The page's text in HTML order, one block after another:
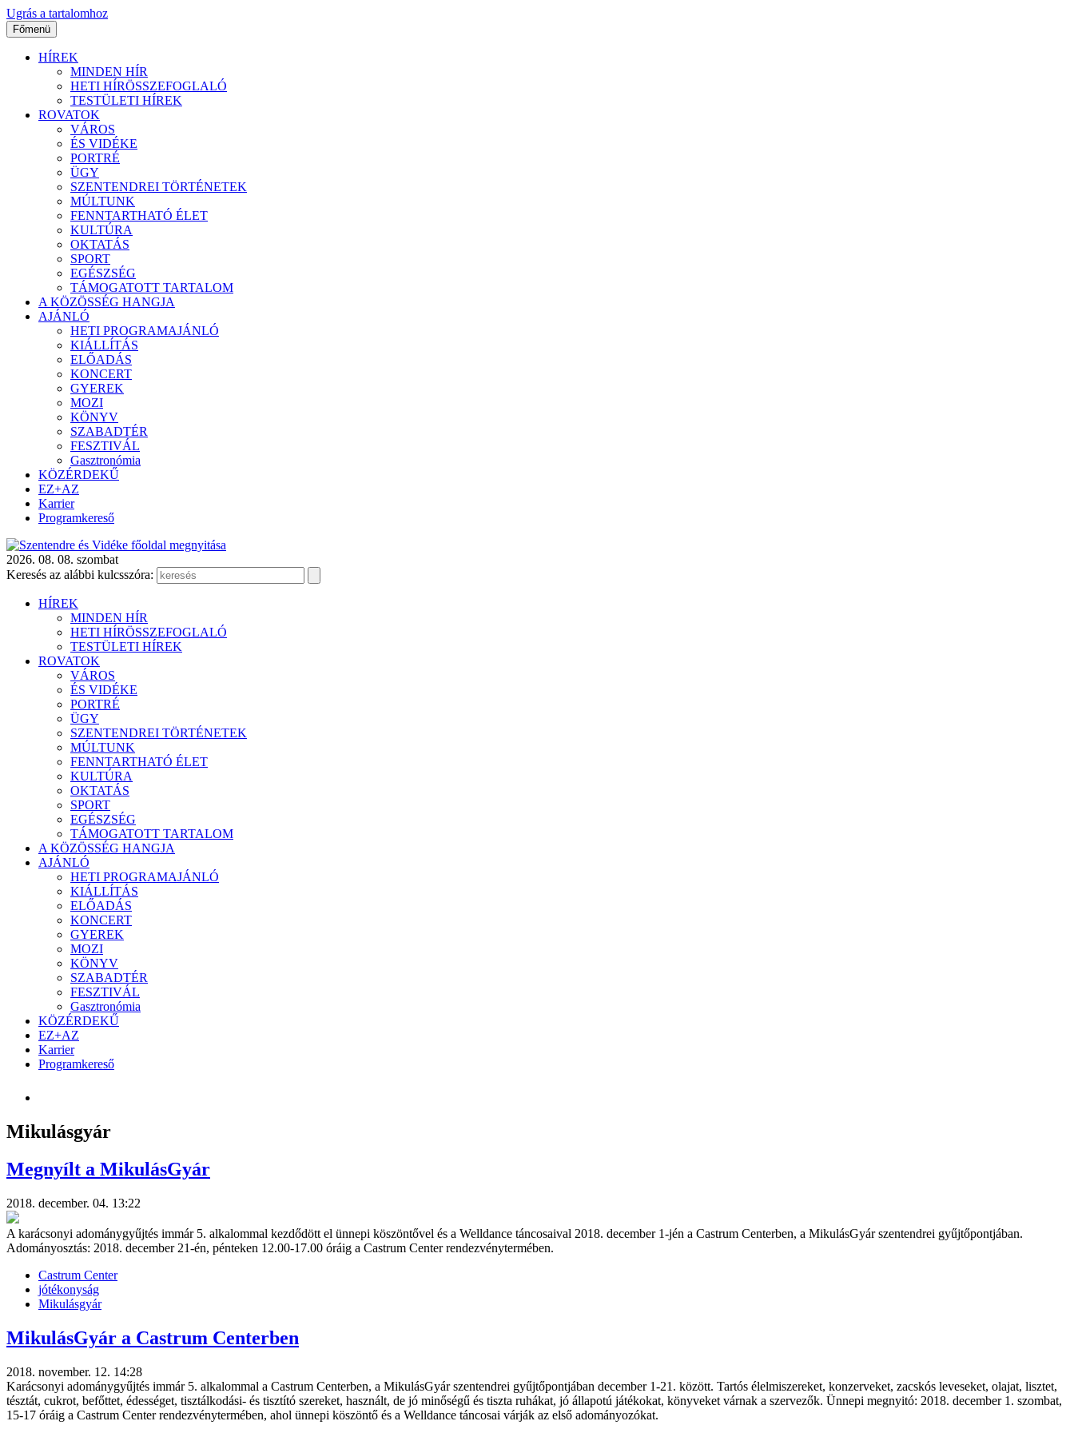
Ugrás a tartalomhoz
Főmenü
HÍREK
MINDEN HÍR
HETI HÍRÖSSZEFOGLALÓ
TESTÜLETI HÍREK
ROVATOK
VÁROS
ÉS VIDÉKE
PORTRÉ
ÜGY
SZENTENDREI TÖRTÉNETEK
MÚLTUNK
FENNTARTHATÓ ÉLET
KULTÚRA
OKTATÁS
SPORT
EGÉSZSÉG
TÁMOGATOTT TARTALOM
A KÖZÖSSÉG HANGJA
AJÁNLÓ
HETI PROGRAMAJÁNLÓ
KIÁLLÍTÁS
ELŐADÁS
KONCERT
GYEREK
MOZI
KÖNYV
SZABADTÉR
FESZTIVÁL
Gasztronómia
KÖZÉRDEKŰ
EZ+AZ
Karrier
Programkereső
2026. 08. 08. szombat
Keresés az alábbi kulcsszóra:
HÍREK
MINDEN HÍR
HETI HÍRÖSSZEFOGLALÓ
TESTÜLETI HÍREK
ROVATOK
VÁROS
ÉS VIDÉKE
PORTRÉ
ÜGY
SZENTENDREI TÖRTÉNETEK
MÚLTUNK
FENNTARTHATÓ ÉLET
KULTÚRA
OKTATÁS
SPORT
EGÉSZSÉG
TÁMOGATOTT TARTALOM
A KÖZÖSSÉG HANGJA
AJÁNLÓ
HETI PROGRAMAJÁNLÓ
KIÁLLÍTÁS
ELŐADÁS
KONCERT
GYEREK
MOZI
KÖNYV
SZABADTÉR
FESZTIVÁL
Gasztronómia
KÖZÉRDEKŰ
EZ+AZ
Karrier
Programkereső
Mikulásgyár
Megnyílt a MikulásGyár
2018. december. 04. 13:22
A karácsonyi adománygyűjtés immár 5. alkalommal kezdődött el ünnepi köszöntővel és a Welldance táncosaival 2018. december 1-jén a Castrum Centerben, a MikulásGyár szentendrei gyűjtőpontjában.
Adományosztás: 2018. december 21-én, pénteken 12.00-17.00 óráig a Castrum Center rendezvénytermében.
Castrum Center
jótékonyság
Mikulásgyár
MikulásGyár a Castrum Centerben
2018. november. 12. 14:28
Karácsonyi adománygyűjtés immár 5. alkalommal a Castrum Centerben, a MikulásGyár szentendrei gyűjtőpontjában december 1-21. között. Tartós élelmiszereket, konzerveket, zacskós leveseket, olajat, lisztet,
tésztát, cukrot, befőttet, édességet, tisztálkodási- és tisztító szereket, használt, de jó minőségű és tiszta ruhákat, jó állapotú játékokat, könyveket várnak a szervezők. Ünnepi megnyitó: 2018. december 1. szombat,
15-17 óráig a Castrum Center rendezvénytermében, ahol ünnepi köszöntő és a Welldance táncosai várják az első adományozókat.